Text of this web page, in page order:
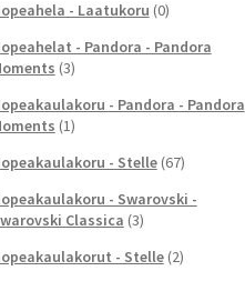
- Laatukoru (0)
- Pandora - Pandora
(3)
- Pandora - Pandora
(1)
- Stelle (67)
- Swarovski -
Classica (3)
- Stelle (2)